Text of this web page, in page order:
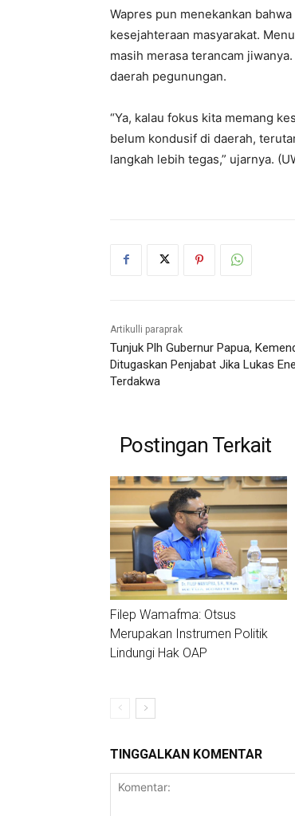
Wapres pun menekankan
kesejahteraan masyarakat.
masih merasa terancam
daerah pegunungan.
“Ya, kalau fokus kita memang
belum kondusif di daerah,
langkah lebih tegas,” ujarnya.
Artikulli paraprak
Tunjuk Plh Gubernur Papua,
Ditugaskan Penjabat Jika Lukas
Terdakwa
Postingan Terkait
Filep Wamafma: Otsus
Merupakan Instrumen Politik
Lindungi Hak OAP
TINGGALKAN KOMENTAR